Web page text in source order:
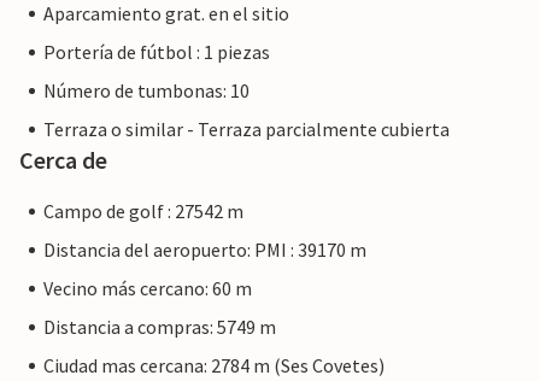
Aparcamiento grat. en el sitio
Portería de fútbol : 1 piezas
Número de tumbonas: 10
Terraza o similar - Terraza parcialmente cubierta
Cerca de
Campo de golf : 27542 m
Distancia del aeropuerto: PMI : 39170 m
Vecino más cercano: 60 m
Distancia a compras: 5749 m
Ciudad mas cercana: 2784 m (Ses Covetes)